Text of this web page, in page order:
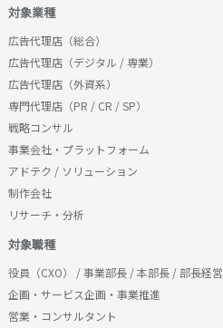
対象業種
広告代理店（総合）
広告代理店（デジタル / 専業）
広告代理店（外資系）
専門代理店（PR / CR / SP）
戦略コンサル
事業会社・プラットフォーム
アドテク / ソリューション
制作会社
リサーチ・分析
対象職種
役員（CXO） / 事業部長 / 本部長 / 部長経営
企画・サービス企画・事業推進
営業・コンサルタント